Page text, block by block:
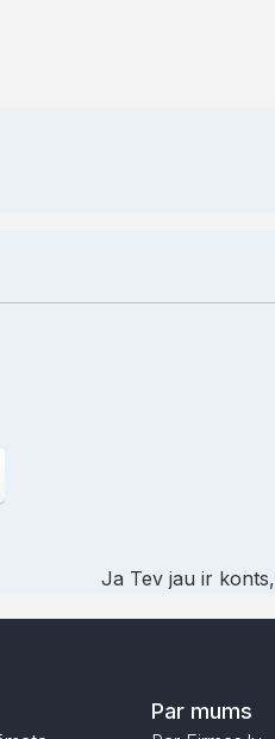
Ja Tev jau ir konts,
Par mums